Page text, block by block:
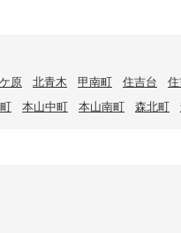
原 北青木 甲南町 住吉台
本山中町 本山南町 森北町